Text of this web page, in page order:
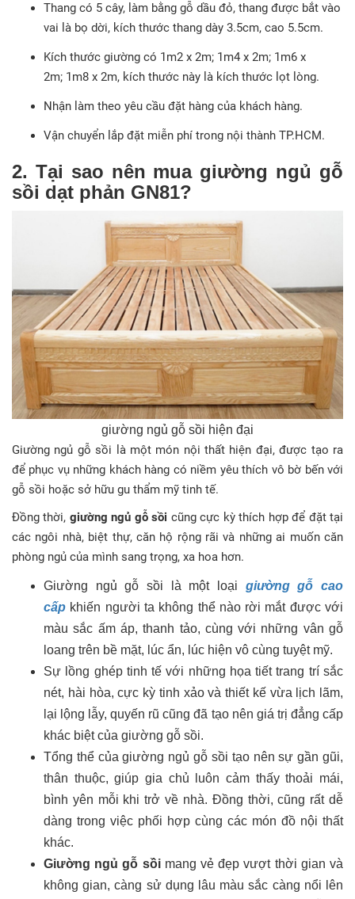
Thang có 5 cây, làm bằng gỗ dầu đỏ, thang được bắt vào
vai là bọ dời, kích thước thang dày 3.5cm, cao 5.5cm.
Kích thước giường có 1m2 x 2m; 1m4 x 2m; 1m6 x
2m; 1m8 x 2m, kích thước này là kích thước lọt lòng.
Nhận làm theo yêu cầu đặt hàng của khách hàng.
Vận chuyển lắp đặt miễn phí trong nội thành TP.HCM.
2. Tại sao nên mua giường ngủ gỗ
sồi dạt phản GN81?
giường ngủ gỗ sồi hiện đại
Giường ngủ gỗ sồi là một món nội thất hiện đại, được tạo ra
để phục vụ những khách hàng có niềm yêu thích vô bờ bến với
gỗ sồi hoặc sở hữu gu thẩm mỹ tinh tế.
Đồng thời, giường ngủ gỗ sồi cũng cực kỳ thích hợp để đặt tại
các ngôi nhà, biệt thự, căn hộ rộng rãi và những ai muốn căn
phòng ngủ của mình sang trọng, xa hoa hơn.
Giường ngủ gỗ sồi là một loại giường gỗ cao
cấp khiến người ta không thể nào rời mắt được với
màu sắc ấm áp, thanh tảo, cùng với những vân gỗ
loang trên bề mặt, lúc ẩn, lúc hiện vô cùng tuyệt mỹ.
Sự lồng ghép tinh tế với những họa tiết trang trí sắc
nét, hài hòa, cực kỳ tinh xảo và thiết kế vừa lịch lãm,
lại lộng lẫy, quyến rũ cũng đã tạo nên giá trị đẳng cấp
khác biệt của giường gỗ sồi.
Tổng thể của giường ngủ gỗ sồi tạo nên sự gần gũi,
thân thuộc, giúp gia chủ luôn cảm thấy thoải mái,
bình yên mỗi khi trở về nhà. Đồng thời, cũng rất dễ
dàng trong việc phối hợp cùng các món đồ nội thất
khác.
Giường ngủ gỗ sồimang vẻ đẹp vượt thời gian và
không gian, càng sử dụng lâu màu sắc càng nổi lên